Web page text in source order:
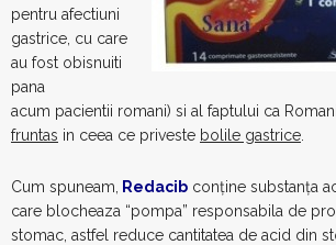
pentru afectiuni
gastrice, cu care
au fost obisnuiti
pana
acum pacientii romani) si al faptului ca
fruntas in ceea ce priveste bolile gastrice
Cum spuneam, Redacib conţine substanţa
care blocheaza “pompa” responsabila de
stomac, astfel reduce cantitatea de acid din